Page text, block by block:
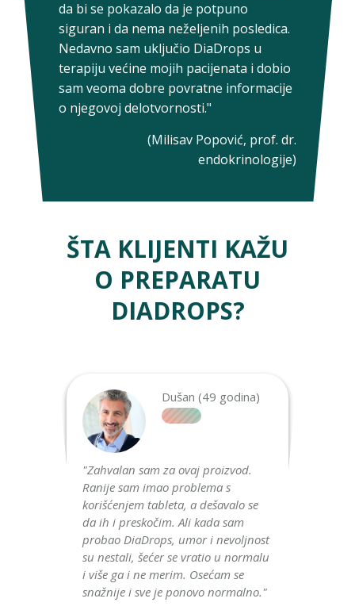
da bi se pokazalo da je potpuno
siguran i da nema neželjenih posledica.
Nedavno sam uključio DiaDrops u
terapiju većine mojih pacijenata i dobio
sam veoma dobre povratne informacije
o njegovoj delotvornosti."
(Milisav Popović, prof. dr.
endokrinologije)
ŠTA KLIJENTI KAŽU
O PREPARATU
DIADROPS?
Dušan (49 godina)
"Zahvalan sam za ovaj proizvod.
Ranije sam imao problema s
korišćenjem tableta, a dešavalo se
da ih i preskočim. Ali kada sam
probao DiaDrops, umor i nevoljnost
su nestali, šećer se vratio u normalu
i više ga i ne merim. Osećam se
snažnije i sve je ponovo normalno."